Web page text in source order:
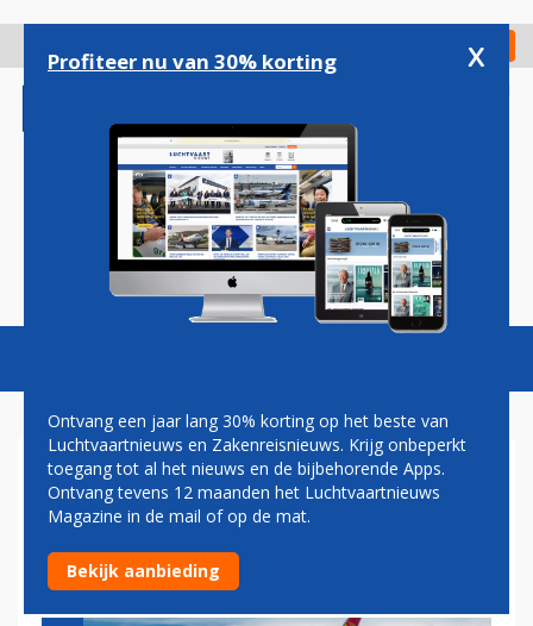
gaan
Check in
Magazine Podcasts Vacatures
LUCHTVAARTAANDELEN
ONDER DRUK NA AANSLAG IN
NICE
Profiteer nu van 30% korting x
Ontvang een jaar lang 30% korting op het beste van
Luchtvaartnieuws en Zakenreisnieuws. Krijg onbeperkt
toegang tot al het nieuws en de bijbehorende Apps.
Ontvang tevens 12 maanden het Luchtvaartnieuws
Magazine in de mail of op de mat.
Bekijk aanbieding